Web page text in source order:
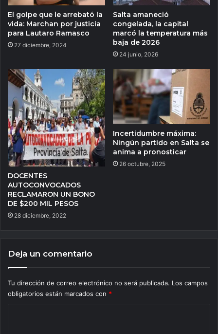
El golpe que le arrebató la
vida: Marchan por justicia
para Lautaro Ramasco
27 diciembre, 2024
Salta amaneció
congelada, la capital
marcó la temperatura más
baja de 2026
24 junio, 2026
DOCENTES
AUTOCONVOCADOS
RECLAMARON UN BONO
DE $200 MIL PESOS
28 diciembre, 2022
Incertidumbre máxima:
Ningún partido en Salta se
anima a pronosticar
26 octubre, 2025
Deja un comentario
Tu dirección de correo electrónico no será publicada. Los campos
obligatorios están marcados con *